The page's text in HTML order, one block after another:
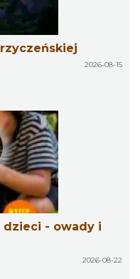
2026-08-15
- owady i
2026-08-22